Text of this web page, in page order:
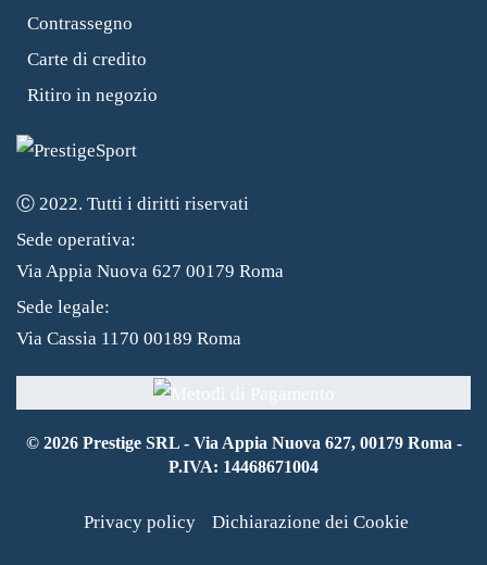
Contrassegno
Carte di credito
Ritiro in negozio
Ⓒ 2022. Tutti i diritti riservati
Sede operativa:
Via Appia Nuova 627 00179 Roma
Sede legale:
Via Cassia 1170 00189 Roma
© 2026Prestige SRL - Via Appia Nuova 627, 00179 Roma -
P.IVA: 14468671004
Privacy policy Dichiarazione dei Cookie